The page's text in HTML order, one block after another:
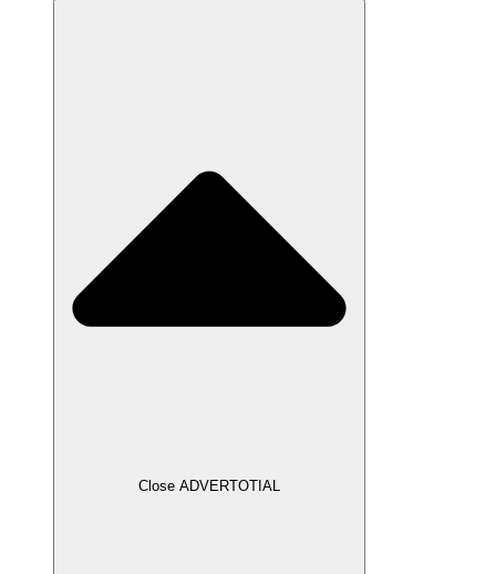
Close ADVERTOTIAL